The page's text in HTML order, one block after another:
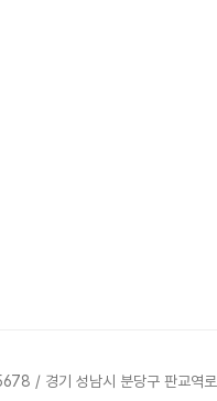
/ 경기 성남시 분당구 판교역로